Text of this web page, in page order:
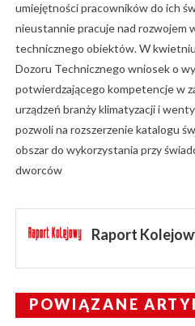
umiejętności pracowników do ich
nieustannie pracuje nad rozwojem
technicznego obiektów. W
Dozoru Technicznego wniosek o
potwierdzającego kompetencje w
urządzeń branży klimatyzacji i
pozwoli na rozszerzenie katalogu
obszar do wykorzystania przy
dworców
Raport
POWIĄZANE